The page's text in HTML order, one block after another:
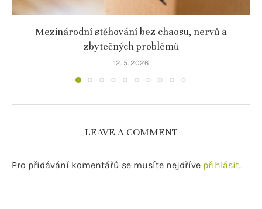
Mezinárodní stěhování bez chaosu, nervů a
zbytečných problémů
12. 5. 2026
LEAVE A COMMENT
Pro přidávání komentářů se musíte nejdříve přihlásit.